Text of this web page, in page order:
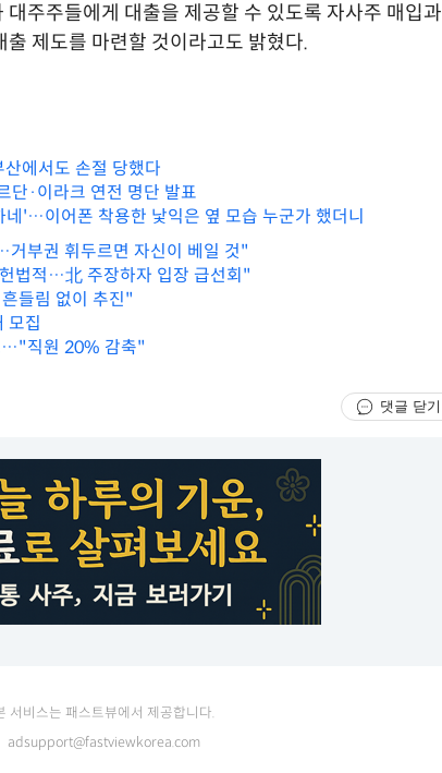
주주들에게 대출을 제공할 수 있도록 자사주 매입과
제도를 마련할 것이라고도 밝혔다.
산에서도 손절 당했다
단·이라크 연전 명단 발표
'…이어폰 착용한 낯익은 옆 모습 누군가 했더니
부권 휘두르면 자신이 베일 것"
법적…北 주장하자 입장 급선회"
들림 없이 추진"
모집
…"직원 20% 감축"
댓글 닫기
서비스는 패스트뷰에서 제공합니다.
adsupport@fastviewkorea.com